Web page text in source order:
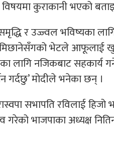
कुराकानी भएको
र उज्ज्वल भविष्यका
भेटले आफूलाई
लागि नजिकबाट सहकार्य
गर्दछु’ मोदीले भनेका छन् ।
सभापति रविलाई हिजो
गरेको भाजपाका अध्यक्ष